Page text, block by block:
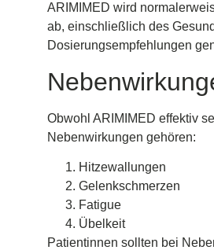
ARIMIMED wird
ab, einschließlich des
Dosierungsempfehlungen
Obwohl ARIMIMED effektiv
Nebenwirkungen gehören:
Hitzewallungen
Gelenkschmerzen
Fatigue
Übelkeit
Patientinnen sollten bei